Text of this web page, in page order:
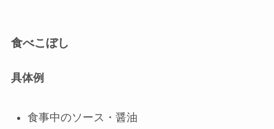
食べこぼし
具体例
食事中のソース・醤油